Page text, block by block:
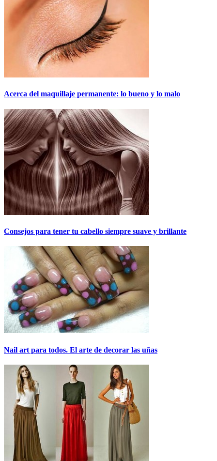
Acerca del maquillaje permanente: lo bueno y lo malo
Consejos para tener tu cabello siempre suave y brillante
Nail art para todos. El arte de decorar las uñas